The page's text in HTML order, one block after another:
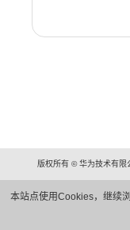
本站点使用Cookies，继续
版权所有 © 华为技术有